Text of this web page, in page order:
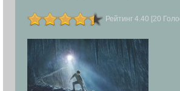
Рейтинг 4.40 [20